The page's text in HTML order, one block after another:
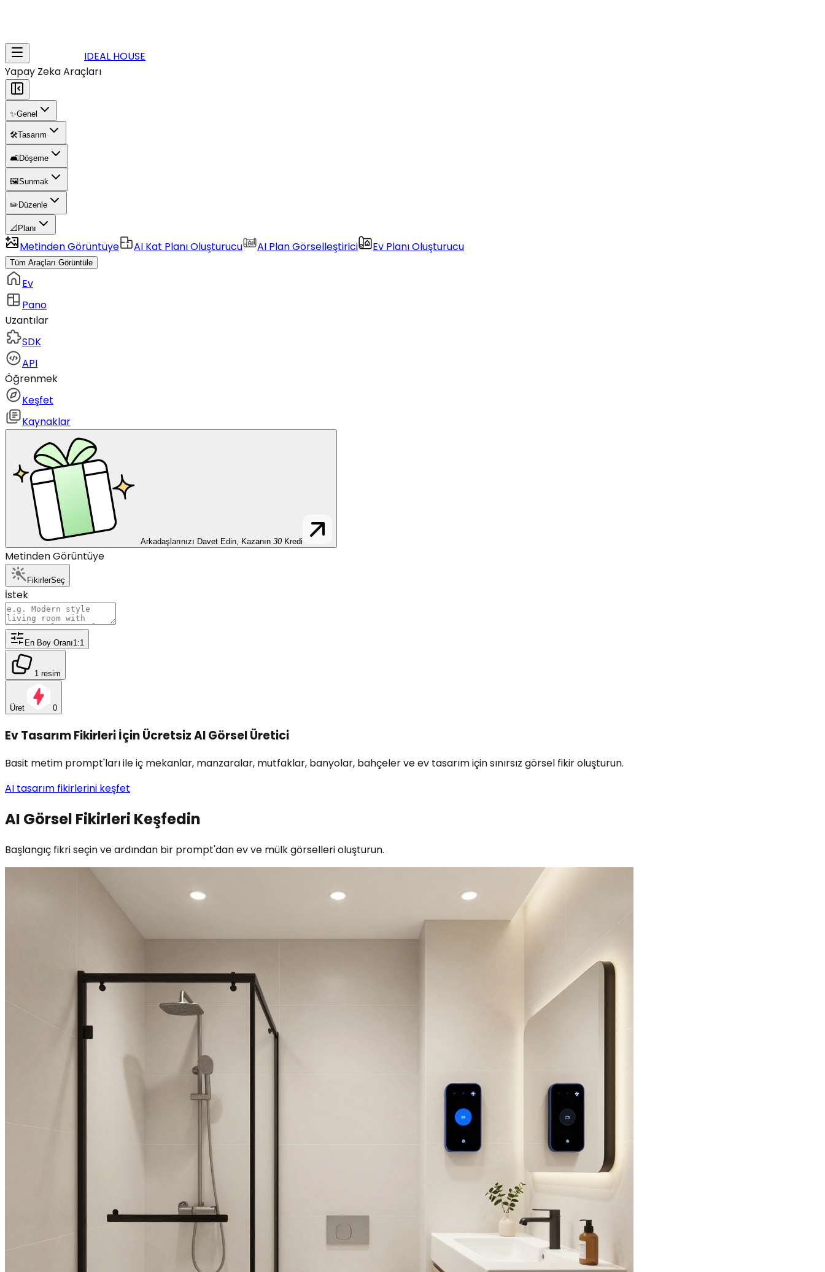
IDEAL HOUSE
Yapay Zeka Araçları
✨Genel
🛠️Tasarım
🛋️Döşeme
🖼️Sunmak
✏️ Düzenle
📐 Planı
Metinden Görüntüye AI Kat Planı Oluşturucu AI Plan Görselleştirici Ev Planı Oluşturucu
Tüm Araçları Görüntüle
Ev
Pano
Uzantılar
SDK
API
Öğrenmek
Keşfet
Kaynaklar
Arkadaşlarınızı Davet Edin, Kazanın 30 Kredi
Metinden Görüntüye
FikirlerSeç
İstek
En Boy Oranı1:1
1 resim
Üret 0
Ev Tasarım Fikirleri İçin Ücretsiz AI Görsel Üretici
Basit metim prompt'ları ile iç mekanlar, manzaralar, mutfaklar, banyolar, bahçeler ve ev tasarım için sınırsız görsel fikir oluşturun.
AI tasarım fikirlerini keşfet
AI Görsel Fikirleri Keşfedin
Başlangıç fikri seçin ve ardından bir prompt'dan ev ve mülk görselleri oluşturun.